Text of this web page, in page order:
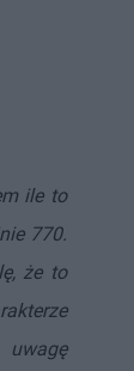
ile to
770.
że to